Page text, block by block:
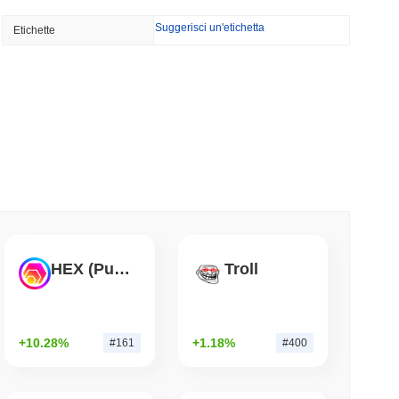
Ingresso nelle Stablecoin con un Affare
Etichette Suggerisci un'etichetta
HEX (Pulsechain)
+10.28% #161
Troll
+1.18% #400